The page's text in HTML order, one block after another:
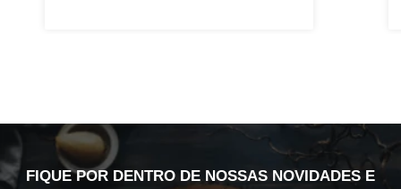
FIQUE POR DENTRO DE NOSSAS NOVIDADES E